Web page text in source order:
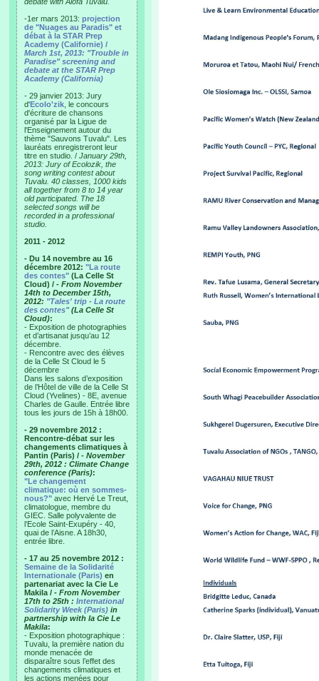
-1er mars 2013: projection
de "Nuages au Paradis" et
débat à la STAR Prep
Academy (Californie) /
March 1st, 2013: "Trouble in
Paradise" screening and
debate at the STAR Prep
Academy (California)
- 29 janvier 2013: Jury
d'Ecolo'zik , le concours
d'écriture de chansons
organisé par la Ligue de
l'Enseignement autour du
thème "Sauvons Tuvalu". Les
lauréats enregistreront leur
titre en studio. / January 29th,
2013: Jury of Ecolozik, the
song writing contest about
Tuvalu. 40 classes, 1000 kids
all together from 8 to 14 year
old participated. The 18
selected songs will be
recorded in a professional
studio.
2011 - 2012
- Du 14 novembre au 16
décembre 2012: "La route
des contes" (La Celle St
Cloud) / - From November
14th to December 15th,
2012: "Tales' trip - La route
des contes"(La Celle St
Cloud):
- Exposition de photographies
et d’artisanat jusqu’au 12
décembre.
- Rencontre avec des élèves
de la Celle St Cloud le 5
décembre
Dans les salons d’exposition
de l’Hôtel de ville de la Celle St
Cloud (Yvelines) - 8E, avenue
Charles de Gaulle. Entrée libre
tous les jours de 15h à 18h00.
- 29 novembre 2012 :
Rencontre-débat sur les
changements climatiques à
Pantin (Paris) / - November
29th, 2012 : Climate Change
conference (Paris):
"Le changement
climatique: où en sommes-
nous?" avec Hervé Le Treut,
climatologue, membre du
GIEC. Salle polyvalente de
l’Ecole Saint-Exupéry - 40,
quai de l’Aisne. A 18h30,
entrée libre.
- 17 au 25 novembre 2012 :
Semaine de la Solidarité
Internationale (Paris) en
partenariat avec la Cie Le
Makila / - From November
17th to 25th : International
Solidarity Week (Paris) in
partnership with la Cie Le
Makila:
- Exposition photographique :
Tuvalu, la première nation du
monde menacée de
disparaître sous l’effet des
changements climatiques et
les actions menées pour